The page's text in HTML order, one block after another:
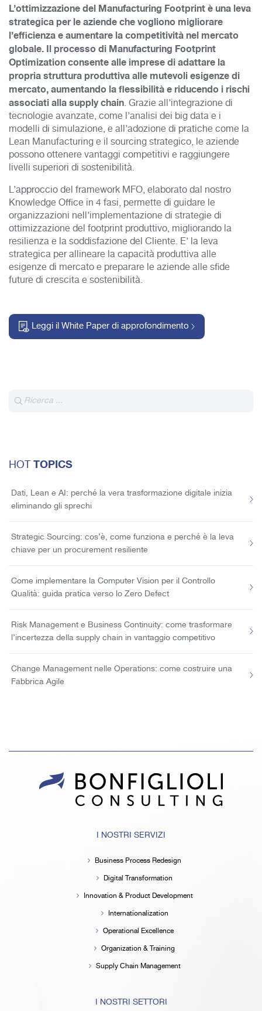
L’ottimizzazione del Manufacturing Footprint è una leva
strategica per le aziende che vogliono migliorare
l’efficienza e aumentare la competitività nel mercato
globale. Il processo di Manufacturing Footprint
Optimization consente alle imprese di adattare la
propria struttura produttiva alle mutevoli esigenze di
mercato, aumentando la flessibilità e riducendo i rischi
associati alla supply chain. Grazie all’integrazione di
tecnologie avanzate, come l’analisi dei big data e i
modelli di simulazione, e all’adozione di pratiche come la
Lean Manufacturing e il sourcing strategico, le aziende
possono ottenere vantaggi competitivi e raggiungere
livelli superiori di sostenibilità.
L’approccio del framework MFO, elaborato dal nostro
Knowledge Office in 4 fasi, permette di guidare le
organizzazioni nell’implementazione di strategie di
ottimizzazione del footprint produttivo, migliorando la
resilienza e la soddisfazione del Cliente. E’ la leva
strategica per allineare la capacità produttiva alle
esigenze di mercato e preparare le aziende alle sfide
future di crescita e sostenibilità.
Leggi il White Paper di approfondimento
HOTTOPICS
Dati, Lean e AI: perché la vera trasformazione digitale inizia
eliminando gli sprechi
Strategic Sourcing: cos’è, come funziona e perché è la leva
chiave per un procurement resiliente
Come implementare la Computer Vision per il Controllo
Qualità: guida pratica verso lo Zero Defect
Risk Management e Business Continuity: come trasformare
l’incertezza della supply chain in vantaggio competitivo
Change Management nelle Operations: come costruire una
Fabbrica Agile
I NOSTRI SERVIZI
Business Process Redesign
Digital Transformation
Innovation & Product Development
Internationalization
Operational Excellence
Organization & Training
Supply Chain Management
I NOSTRI SETTORI